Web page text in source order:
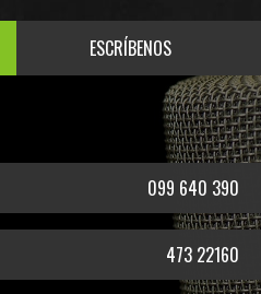
ESCRÍBENOS
099 640 390
473 22160